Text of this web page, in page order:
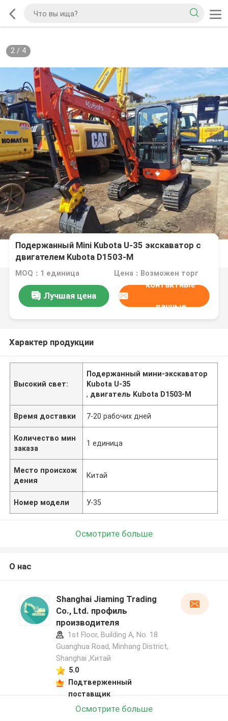
2/ 4
Подержанный Mini Kubota U-35 экскаватор с
двигателем Kubota D1503-M
MOQ：1 единица Цена：Возможен торг
Лучшая цена
контактные
данные
Характер продукции
Высокий свет:
Подержанный мини-экскаватор
Kubota U-35
, двигатель Kubota D1503-M
Время доставки 7-20 рабочих дней
Количество мин
заказа
1 единица
Место происхож
дения
Китай
Номер модели У-35
Осмотрите больше
О нас
Shanghai Jiaming Trading
Co., Ltd. профиль
производителя
1st Floor, Building A, No. 18
Guanghua Road, Minhang District,
Shanghai ,Китай
5.0
Подтверженный
поставщик
Осмотрите больше